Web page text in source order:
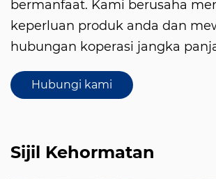
bermanfaat. Kami berusaha
keperluan produk anda dan
hubungan koperasi jangka
Hubungi kami
Sijil Kehormatan